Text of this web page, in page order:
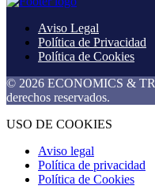
Aviso Legal
Política de Privacidad
Política de Cookies
© 2026 ECONOMICS &
derechos reservados.
USO DE COOKIES
Aviso legal
Política de privacidad
Política de Cookies